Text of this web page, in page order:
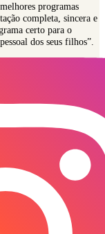
programas
completa, sincera e
certo para o
dos seus filhos”.